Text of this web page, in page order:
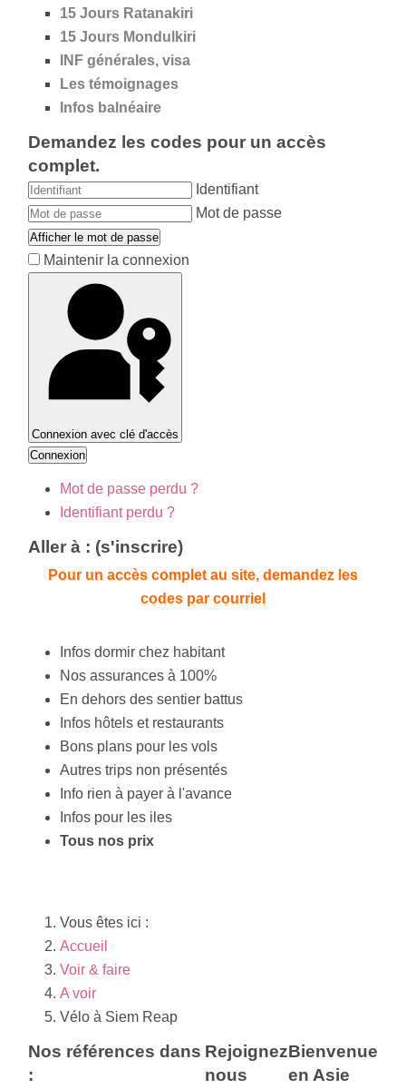
15 Jours Ratanakiri
15 Jours Mondulkiri
INF générales, visa
Les témoignages
Infos balnéaire
Demandez les codes pour un accès
complet.
Identifiant
Mot de passe
Afficher le mot de passe
Maintenir la connexion
Connexion avec clé d'accès
Connexion
Mot de passe perdu ?
Identifiant perdu ?
Aller à : (s'inscrire)
Pour un accès complet au site, demandez les
codes par courriel
Infos dormir chez habitant
Nos assurances à 100%
En dehors des sentier battus
Infos hôtels et restaurants
Bons plans pour les vols
Autres trips non présentés
Info rien à payer à l'avance
Infos pour les iles
Tous nos prix
Vous êtes ici :
Accueil
Voir & faire
A voir
Vélo à Siem Reap
Nos références dans
:
Rejoignez
nous
Bienvenue
en Asie